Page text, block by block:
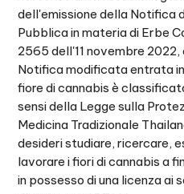
dell'emissione della Notifica
Pubblica in materia di Erbe
2565 dell'11 novembre
Notifica modificata entrata
fiore di cannabis è
sensi della Legge sulla
Medicina Tradizionale
desideri studiare, ricercare,
lavorare i fiori di cannabis a
in possesso di una licenza ai